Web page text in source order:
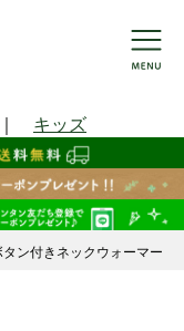
キッズ
タン付きネックウォーマー